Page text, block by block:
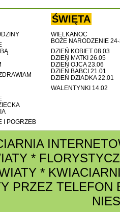
I POGRZEB
ŚWIĘTA
WIELKANOC
BOŻE NARODZENIE
DZIEŃ KOBIET 08.03
DZIEŃ MATKI 26.05
DZIEŃ OJCA 23.06
DZIEŃ BABCI 21.01
DZIEŃ DZIADKA 22.01
WALENTYNKI 14.02
*
*
PRZEZ TELEFON